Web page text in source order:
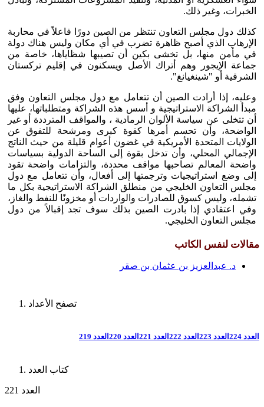
الخبرات، وغير ذلك.
كذلك دول مجلس التعاون تنتظر من الصين دورًا فاعلاً في محاربة
الإرهاب الذي أصبح ظاهرة تضرب في أي مكان وليس هناك دولة
في مأمن منها، بل تخشى بكين أن تصيبها شظاياها، خاصة من
جماعة الإيجور وهم أتراك الأصل ويسكنون في إقليم تركستان
الشرقية أو "شينغيانغ".
وعليه، إذا أرادت الصين أن تتعامل مع دول مجلس التعاون وفق
مبدأ الشراكة الاستراتيجية و أسس هذه الشراكة ومتطلباتها، عليها
أن تتخلى عن سياسة الألوان الرمادية ، والمواقف المترددة أو غير
الواضحة، وأن تحسم أمرها كقوة كبرى ومرشحة للتفوق عن
الولايات المتحدة الأمريكية في غضون أعوام قليلة من حيث الناتج
الإجمالي المحلي، وأن تدخل بقوة إلى الساحة الدولية بسياسات
واضحة المعالم تصاحبها مواقف محددة، والتزامات واضحة تقود
إلى وضع استراتيجيات وترجمتها إلى أفعال، وأن تتعامل مع دول
مجلس التعاون الخليجي من منطلق الشراكة الاستراتيجية بكل ما
تشمله، وليس كسوق للصادرات والواردات أو مخزونًا للنفط والغاز،
وفي اعتقادي إذا بادرت الصين بذلك سوف تجد إقبالاً من دول
مجلس التعاون الخليجي.
مقالات لنفس الكاتب
د. عبدالعزيز بن عثمان بن صقر
تصفح الأعداد
العدد 224 العدد 223 العدد 222 العدد 221 العدد 220 العدد 219
كتاب العدد
العدد 221